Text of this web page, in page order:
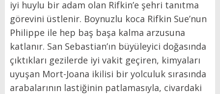
iyi huylu bir adam olan Rifkin’e şehri tanıtma
görevini üstlenir. Boynuzlu koca Rifkin Sue’nun
Philippe ile hep baş başa kalma arzusuna
katlanır. San Sebastian’ın büyüleyici doğasında
çıktıkları gezilerde iyi vakit geçiren, kimyaları
uyuşan Mort-Joana ikilisi bir yolculuk sırasında
arabalarının lastiğinin patlamasıyla, civardaki